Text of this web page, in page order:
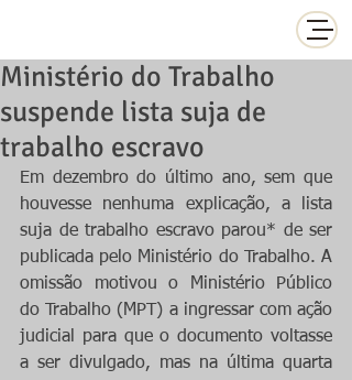
Ministério do Trabalho
suspende lista suja de
trabalho escravo
Em dezembro do último ano, sem que
houvesse nenhuma explicação, a lista
suja de trabalho escravo parou* de ser
publicada pelo Ministério do Trabalho. A
omissão motivou o Ministério Público
do Trabalho (MPT) a ingressar com ação
judicial para que o documento voltasse
a ser divulgado, mas na última quarta